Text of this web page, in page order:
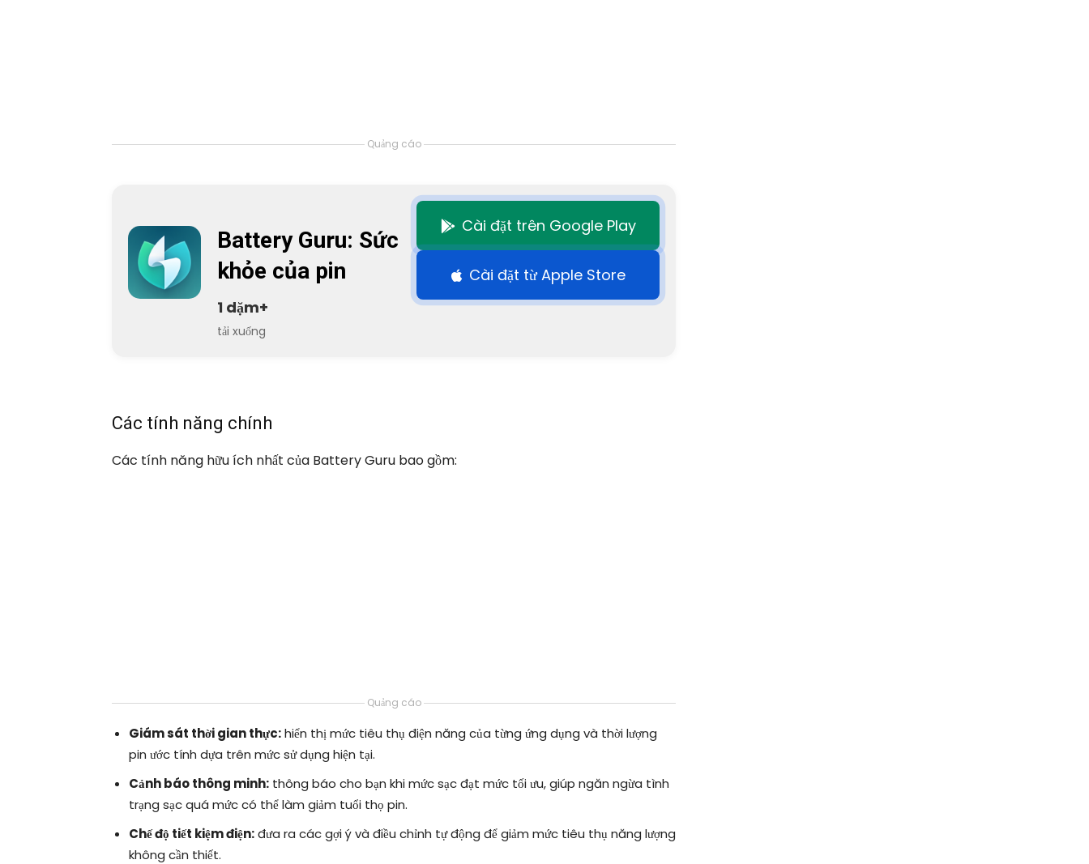
Quảng cáo
Battery Guru: Sức
khỏe của pin
1 dặm+
tải xuống
Cài đặt trên Google Play
Cài đặt từ Apple Store
Các tính năng chính
Các tính năng hữu ích nhất của Battery Guru bao gồm:
Quảng cáo
Giám sát thời gian thực:hiển thị mức tiêu thụ điện năng của từng ứng dụng và thời lượng
pin ước tính dựa trên mức sử dụng hiện tại.
Cảnh báo thông minh: thông báo cho bạn khi mức sạc đạt mức tối ưu, giúp ngăn ngừa tình
trạng sạc quá mức có thể làm giảm tuổi thọ pin.
Chế độ tiết kiệm điện:đưa ra các gợi ý và điều chỉnh tự động để giảm mức tiêu thụ năng lượng
không cần thiết.